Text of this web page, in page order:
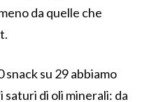
da quelle che
su 29 abbiamo
di oli minerali: da